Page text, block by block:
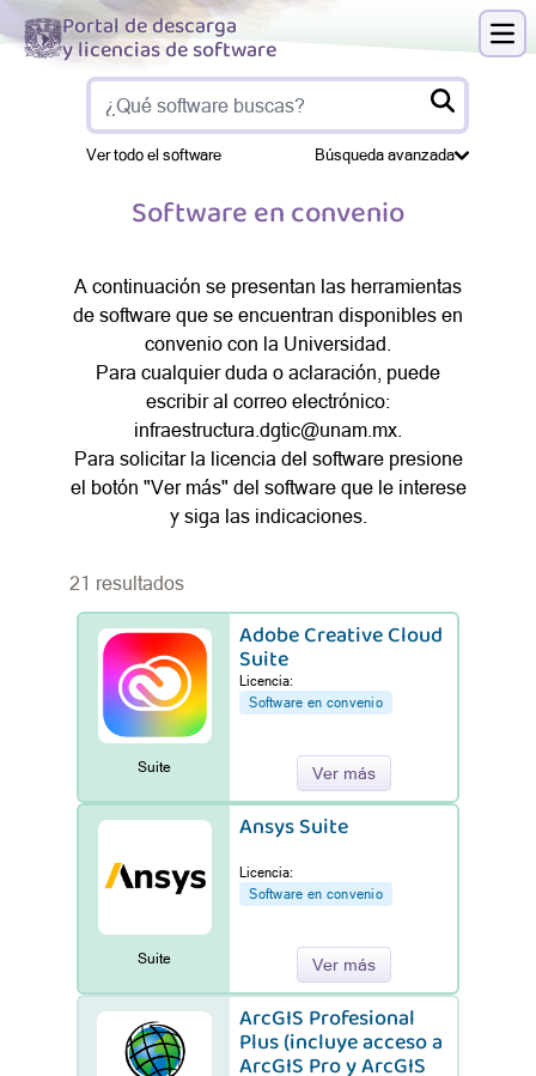
Portal de descarga
y licencias de software
Ver todo el software Búsqueda avanzada
Software en convenio
A continuación se presentan las herramientas
de software que se encuentran disponibles en
convenio con la Universidad.
Para cualquier duda o aclaración, puede
escribir al correo electrónico:
infraestructura.dgtic@unam.mx
Para solicitar la licencia del software presione
el botón "Ver más" del software que le interese
y siga las indicaciones.
21 resultados
Suite
Adobe Creative Cloud
Suite
Licencia:
Software en convenio
Ver más
Suite
Ansys Suite
Licencia:
Software en convenio
Ver más
ArcGIS Profesional
Plus (incluye acceso a
ArcGIS Pro y ArcGIS